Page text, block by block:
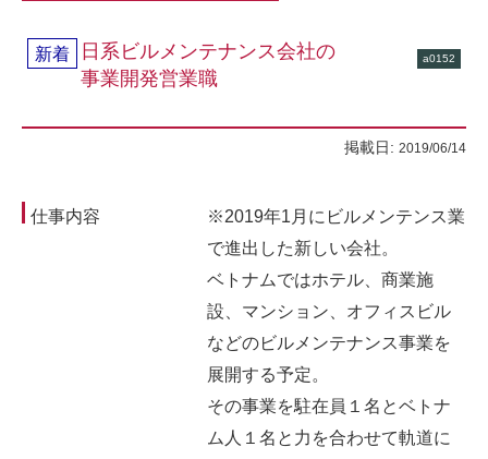
新着
日系ビルメンテナンス会社の
事業開発営業職
a0152
掲載日: 2019/06/14
仕事内容
※2019年1月にビルメンテンス業
で進出した新しい会社。
ベトナムではホテル、商業施
設、マンション、オフィスビル
などのビルメンテナンス事業を
展開する予定。
その事業を駐在員１名とベトナ
ム人１名と力を合わせて軌道に